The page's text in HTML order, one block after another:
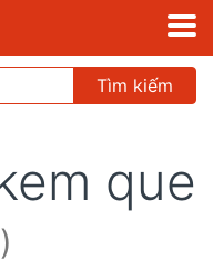
Tìm kiếm
que